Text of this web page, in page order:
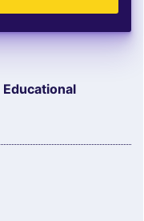
Educational